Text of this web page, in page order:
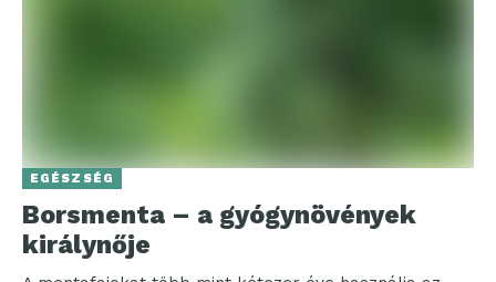
EGÉSZSÉG
Borsmenta – a gyógynövények
királynője